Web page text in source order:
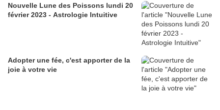
Nouvelle Lune des Poissons lundi 20
février 2023 - Astrologie Intuitive
Adopter une fée, c'est apporter de la
joie à votre vie